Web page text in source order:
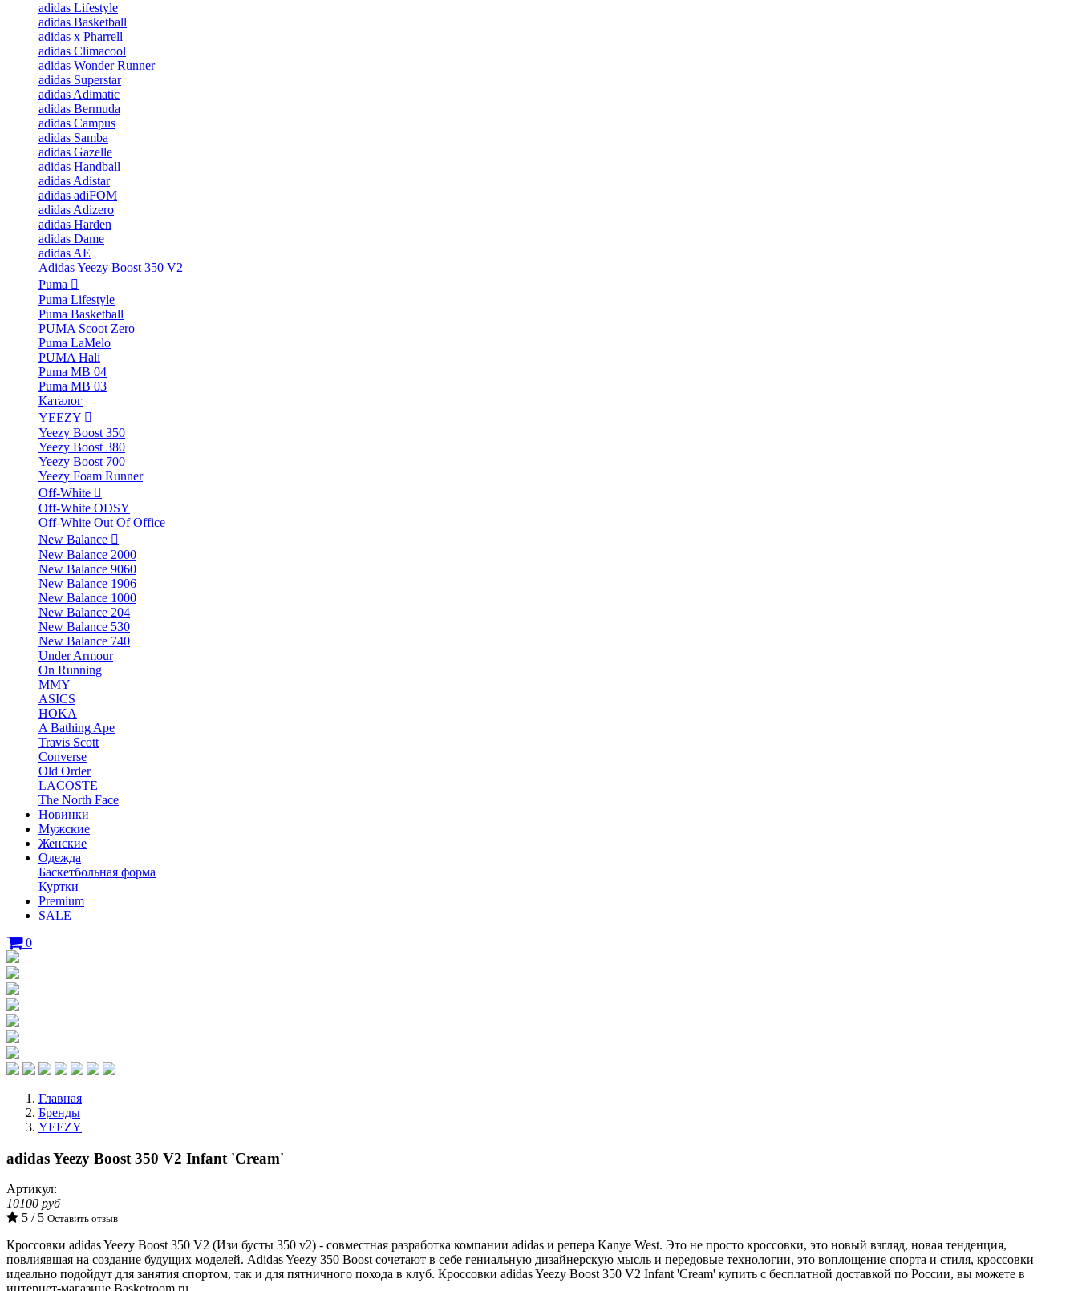
adidas Lifestyle
adidas Basketball
adidas x Pharrell
adidas Climacool
adidas Wonder Runner
adidas Superstar
adidas Adimatic
adidas Bermuda
adidas Campus
adidas Samba
adidas Gazelle
adidas Handball
adidas Adistar
adidas adiFOM
adidas Adizero
adidas Harden
adidas Dame
adidas AE
Adidas Yeezy Boost 350 V2
Puma
Puma Lifestyle
Puma Basketball
PUMA Scoot Zero
Puma LaMelo
PUMA Hali
Puma MB 04
Puma MB 03
Каталог
YEEZY
Yeezy Boost 350
Yeezy Boost 380
Yeezy Boost 700
Yeezy Foam Runner
Off-White
Off-White ODSY
Off-White Out Of Office
New Balance
New Balance 2000
New Balance 9060
New Balance 1906
New Balance 1000
New Balance 204
New Balance 530
New Balance 740
Under Armour
On Running
MMY
ASICS
HOKA
A Bathing Ape
Travis Scott
Converse
Old Order
LACOSTE
The North Face
Новинки
Мужские
Женские
Одежда
Баскетбольная форма
Куртки
Premium
SALE
0
Главная
Бренды
YEEZY
adidas Yeezy Boost 350 V2 Infant 'Cream'
Артикул:
10100 руб
5 / 5 Оставить отзыв
Кроссовки adidas Yeezy Boost 350 V2 (Изи бусты 350 v2) - совместная разработка компании adidas и репера Kanye West. Это не просто кроссовки, это новый взгляд, новая тенденция,
повлиявшая на создание будущих моделей. Adidas Yeezy 350 Boost сочетают в себе гениальную дизайнерскую мысль и передовые технологии, это воплощение спорта и стиля, кроссовки
идеально подойдут для занятия спортом, так и для пятничного похода в клуб. Кроссовки adidas Yeezy Boost 350 V2 Infant 'Cream' купить с бесплатной доставкой по России, вы можете в